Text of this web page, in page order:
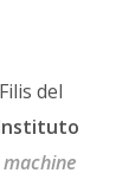
del
machine